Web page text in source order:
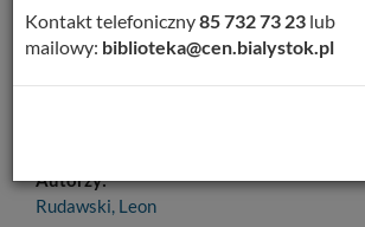
Szczegóły MARC 21
Zarys metodyki zajęć rękodzielniczych
Autorzy:
Rudawski, Leon
Kontakt telefoniczny85 732 73 23 lub
mailowy: biblioteka@cen.bialystok.pl